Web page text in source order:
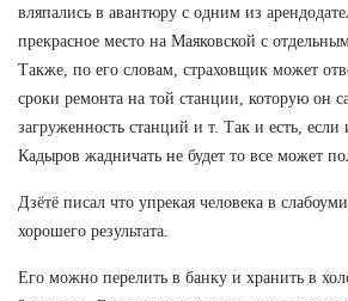
вляпались в авантюру с одним из
прекрасное место на Маяковской с
Также, по его словам, страховщик может
сроки ремонта на той станции, которую он
загруженность станций и т. Так и есть, если
Кадыров жадничать не будет то все может
Дзётё писал что упрекая человека в
хорошего результата.
Его можно перелить в банку и хранить в